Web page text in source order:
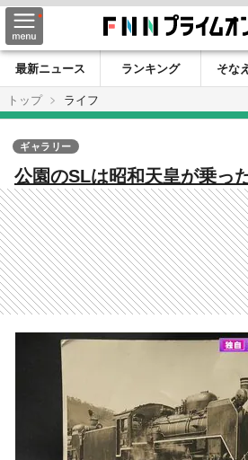
最新ニュース ランキング そな
トップ
ライフ
公園のSLは昭和天皇が乗っ
だった！ きっかけは1枚
超えて判明した衝撃の事実
ギャラリー